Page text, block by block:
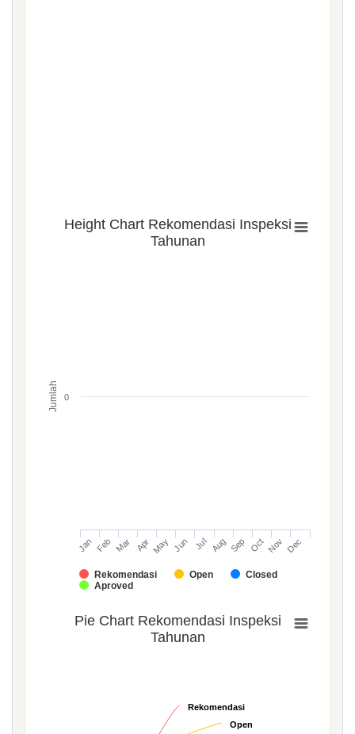
Jumlah
Height Chart Rekomendasi Inspeksi
Tahunan
Rekomendasi Open
Closed
Aproved
Jan Feb Mar Apr May Jun Jul Aug Sep Oct Nov Dec
0
Pie Chart Rekomendasi Inspeksi
Tahunan
Rekomendasi
Rekomendasi
Open
Open